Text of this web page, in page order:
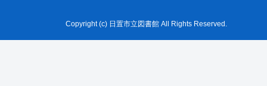
Copyright (c) 日置市立図書館 All Rights Reserved.